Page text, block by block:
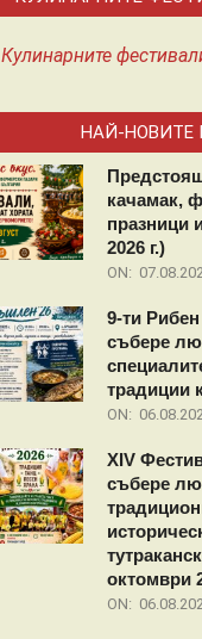
Кулинарните
НАЙ-НОВИТЕ
качамак,
празници
2026 г.)
ON:
9-ти
събере
традиции
ON:
XIV
събере
октомври
ON: